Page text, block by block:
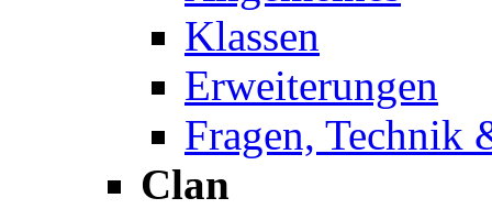
Klassen
Erweiterungen
Fragen, Technik
Clan